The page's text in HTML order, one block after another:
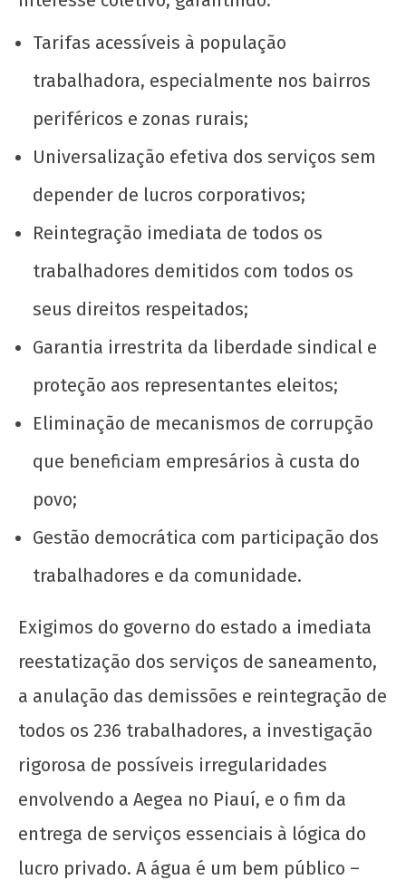
Tarifas acessíveis à população
trabalhadora, especialmente nos bairros
periféricos e zonas rurais;
Universalização efetiva dos serviços sem
depender de lucros corporativos;
Reintegração imediata de todos os
trabalhadores demitidos com todos os
seus direitos respeitados;
Garantia irrestrita da liberdade sindical e
proteção aos representantes eleitos;
Eliminação de mecanismos de corrupção
que beneficiam empresários à custa do
povo;
Gestão democrática com participação dos
trabalhadores e da comunidade.
Exigimos do governo do estado a imediata
reestatização dos serviços de saneamento,
a anulação das demissões e reintegração de
todos os 236 trabalhadores, a investigação
rigorosa de possíveis irregularidades
envolvendo a Aegea no Piauí, e o fim da
entrega de serviços essenciais à lógica do
lucro privado. A água é um bem público –